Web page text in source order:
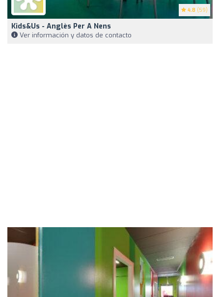
4.8 (59)
Kids&Us - Anglès Per A Nens
Ver información y datos de contacto